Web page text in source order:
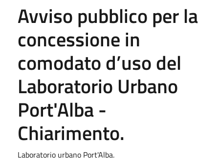
Avviso pubblico per la
concessione in
comodato d’uso del
Laboratorio Urbano
Port'Alba -
Chiarimento.
Laboratorio urbano Port'Alba.